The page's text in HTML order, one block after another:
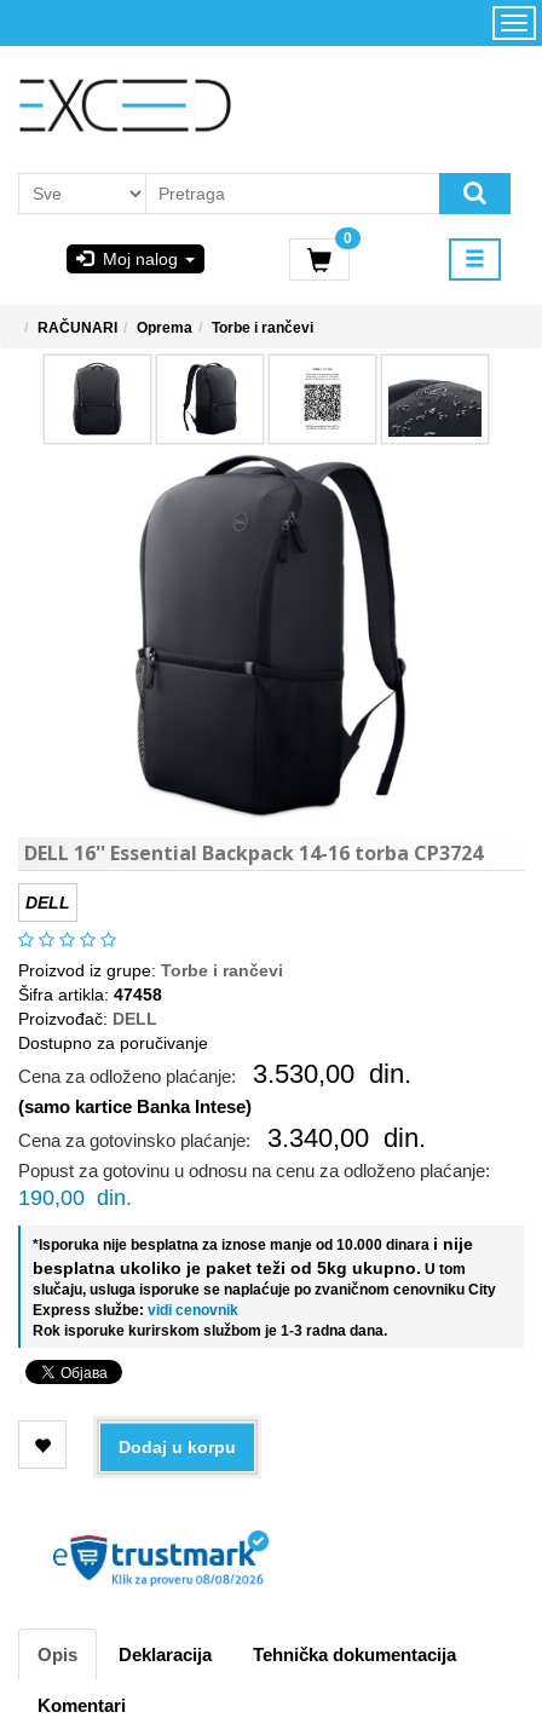
Moj nalog
0
Početna
korišćenja i
PoweredByAsus
MICROSOFT
RAČUNARI Oprema Torbe i rančevi
DELL 16'' Essential Backpack 14-16 torba CP3724
DELL
Proizvod iz grupe: Torbe i rančevi
Šifra artikla: 47458
Proizvođač: DELL
Dostupno za poručivanje
Cena za odloženo plaćanje: 3.530,00 din.
(samo kartice Banka Intese)
Cena za gotovinsko plaćanje:
3.340,00 din.
Popust za gotovinu u odnosu na cenu za odloženo plaćanje:
190,00 din.
*Isporuka nije besplatna za iznose manje od 10.000 dinara i nije
besplatna ukoliko je paket teži od 5kg ukupno. U tom
slučaju, usluga isporuke se naplaćuje po zvaničnom cenovniku City
Express službe: vidi cenovnik
Rok isporuke kurirskom službom je 1-3 radna dana.
Dodaj u korpu
Opis Deklaracija Tehnička dokumentacija
Komentari